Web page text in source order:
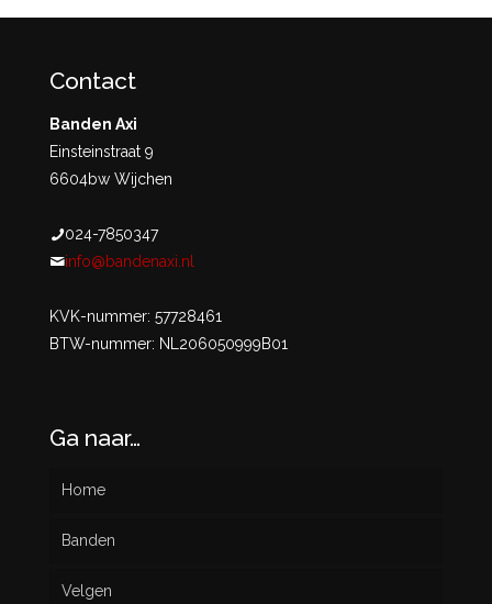
Contact
Banden Axi
Einsteinstraat 9
6604bw Wijchen
024-7850347
info@bandenaxi.nl
KVK-nummer: 57728461
BTW-nummer: NL206050999B01
Ga naar…
Home
Banden
Nieuw
Velgen